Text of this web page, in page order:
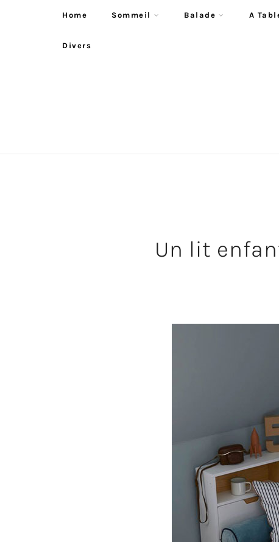
Home Sommeil Balade A
Divers
Un lit